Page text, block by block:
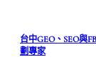
台中GEO、SEO與
劃專家